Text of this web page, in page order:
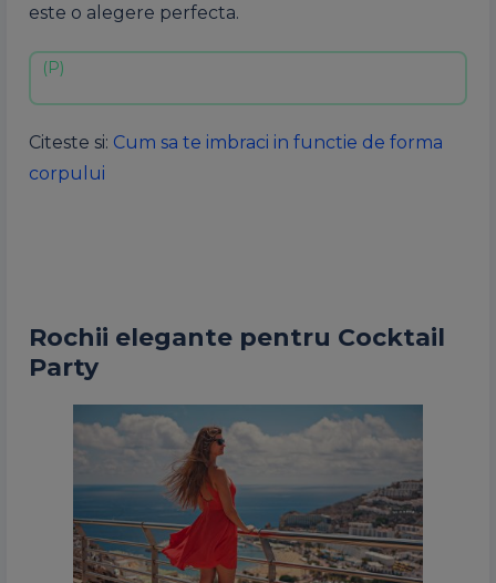
este o alegere perfecta.
Citeste si: Cum sa te imbraci in functie de forma
corpului
Rochii elegante pentru Cocktail
Party